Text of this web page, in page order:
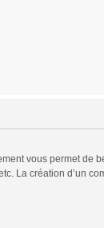
vous permet de
La création d’un